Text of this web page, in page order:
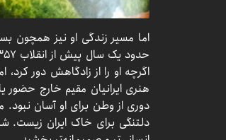
اما مسیر زندگی او نیز همچون
اگرچه او را از زادگاهش دور
هنری ایرانیان مقیم خارج
دوری از وطن برای او آسان نبود.
دلتنگی برای خاک ایران زیست.